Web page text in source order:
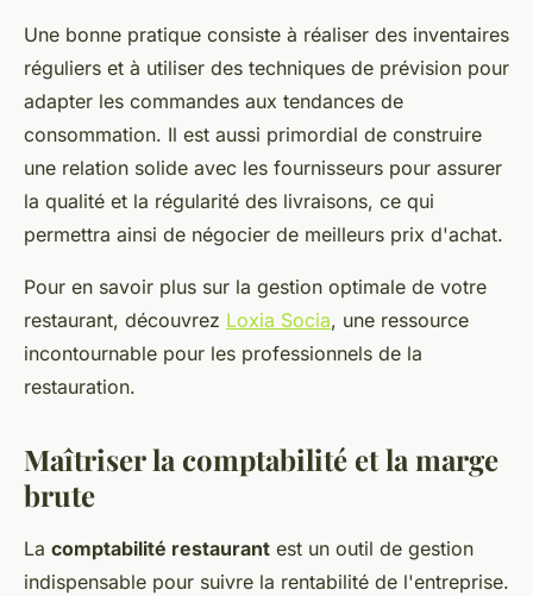
Une bonne pratique consiste à réaliser des inventaires
réguliers et à utiliser des techniques de prévision pour
adapter les commandes aux tendances de
consommation. Il est aussi primordial de construire
une relation solide avec les fournisseurs pour assurer
la qualité et la régularité des livraisons, ce qui
permettra ainsi de négocier de meilleurs prix d'achat.
Pour en savoir plus sur la gestion optimale de votre
restaurant, découvrez Loxia Socia, une ressource
incontournable pour les professionnels de la
restauration.
Maîtriser la comptabilité et la marge
brute
La comptabilité restaurant est un outil de gestion
indispensable pour suivre la rentabilité de l'entreprise.